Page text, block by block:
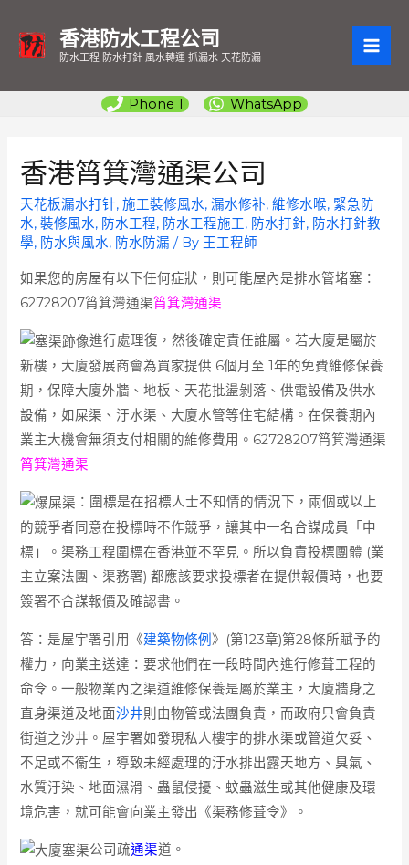
香港防水工程公司
防水工程 防水打針 風水轉運 抓漏水 天花防漏
Phone 1 WhatsApp
香港筲箕灣通渠公司
天花板漏水打针,施工裝修風水,漏水修补,維修水喉, 緊急防
水,裝修風水, 防水工程, 防水工程施工, 防水打針, 防水打針教
學, 防水與風水, 防水防漏 / By 王工程師
如果您的房屋有以下任何症狀，則可能屋內是排水管堵塞：
62728207筲箕灣通渠筲箕灣通渠
進行處理復，然後確定責任誰屬。若大廈是屬於
新樓，大廈發展商會為買家提供 6個月至 1年的免費維修保養
期，保障大廈外牆、地板、天花批盪剝落、供電設備及供水
設備，如屎渠、汙水渠、大廈水管等住宅結構。在保養期內
業主大機會無須支付相關的維修費用。62728207筲箕灣通渠
筲箕灣通渠
：圍標是在招標人士不知情的情況下，兩個或以上
的競爭者同意在投標時不作競爭，讓其中一名合謀成員「中
標」。渠務工程圍標在香港並不罕見。所以負責投標團體 (業
主立案法團、渠務署) 都應該要求投標者在提供報價時，也要
簽署不合謀報價及確認書。
答：是屋宇署引用《建築物條例 》(第123章)第28條所賦予的
權力，向業主送達：要求他們在一段時間內進行修葺工程的
命令。一般物業內之渠道維修保養是屬於業主，大廈牆身之
直身渠道及地面沙井則由物管或法團負責，而政府只會負責
街道之沙井。屋宇署如發現私人樓宇的排水渠或管道欠妥、
不足或不衞生，導致未經處理的汙水排出露天地方、臭氣、
水質汙染、地面濕滑、蟲鼠侵擾、蚊蟲滋生或其他健康及環
境危害，就可能會向業主發出《渠務修葺令》。
公司疏通渠道。